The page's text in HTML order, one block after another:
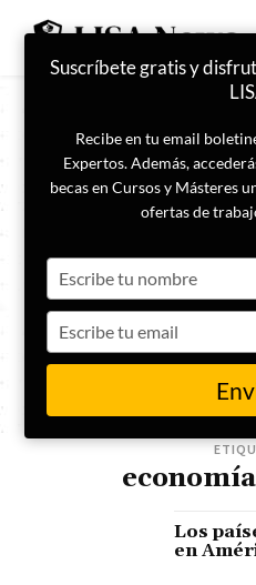
Los
en
Suscríbete gratis y
Recibe en tu email
Expertos. Además,
becas en Cursos y Másteres
ofertas de
your
name
your
email